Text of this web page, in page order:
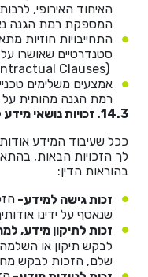
האיחוד האירופי,
המספקת רמת הגנה
התחייבויות חוזיות
סטנדרטיים שאושרו
(Standard Contractual Clauses)ככל שנדרש;
אמצעים משלימים
רמת הגנה מהותית על
14.3. זכויות נושאי מידע לפי ה-
לך הזכויות הבאות,
בהוראות הדין:
זכות גישה למידע-
שנאסף על ידינו
זכות לתיקון מידע,
לבקש תיקון או השלמה
שלם, הזכות לבקש